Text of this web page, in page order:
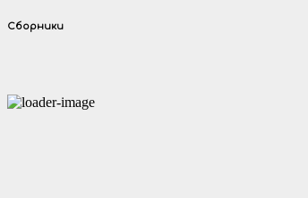
Сборники